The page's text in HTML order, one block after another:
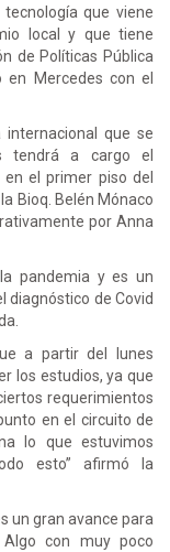
que viene
local y que tiene
de Políticas Pública
Mercedes con el
que se
tendrá a cargo el
en el primer piso del
Bioq. Belén Mónaco
por Anna
pandemia y es un
diagnóstico de Covid
a partir del lunes
los estudios, ya que
requerimientos
en el circuito de
lo que estuvimos
esto” afirmó la
un gran avance para
con muy poco